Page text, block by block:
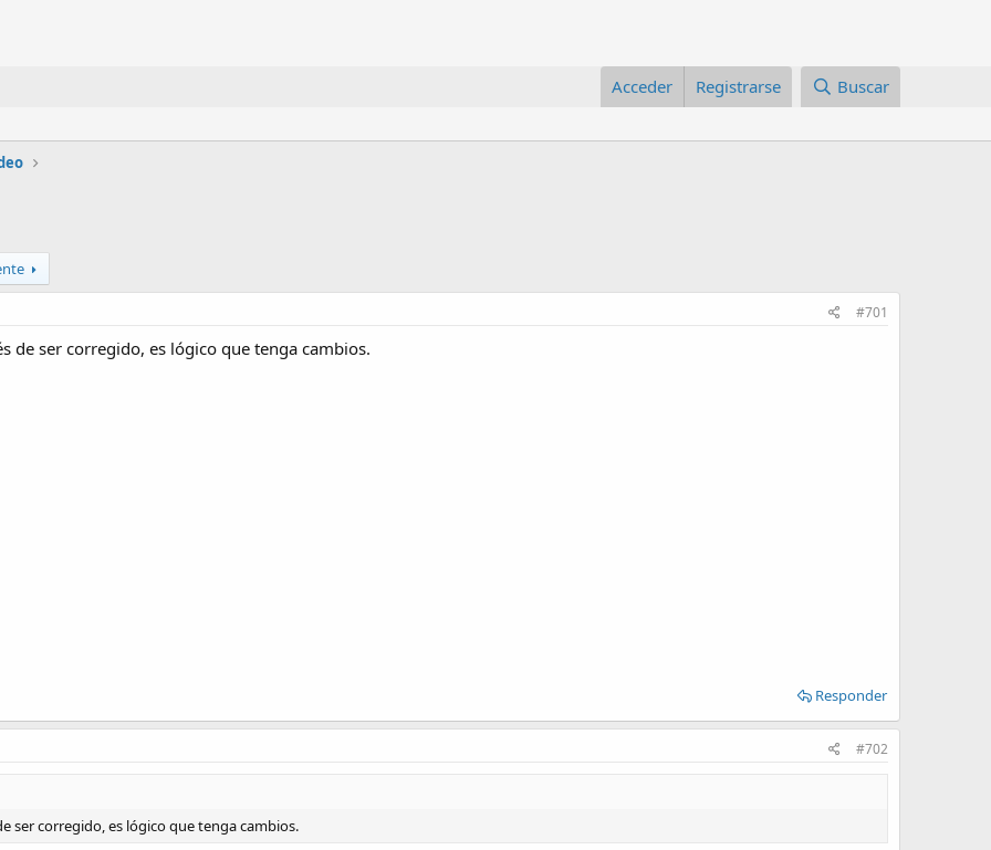
Acceder Registrarse Buscar
#701
de ser corregido, es lógico que tenga cambios.
Responder
#702
ser corregido, es lógico que tenga cambios.